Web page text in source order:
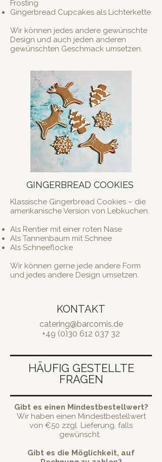
Frosting
Gingerbread Cupcakes als Lichterkette
Wir können jedes andere gewünschte
Design und auch jeden anderen
gewünschten Geschmack umsetzen.
GINGERBREAD COOKIES
Klassische Gingerbread Cookies – die
amerikanische Version von Lebkuchen.
Als Rentier mit einer roten Nase
Als Tannenbaum mit Schnee
Als Schneeflocke
Wir können gerne jede andere Form
und jedes andere Design umsetzen.
KONTAKT
catering@barcomis.de
+49 (0)30 612 037 32
HÄUFIG GESTELLTE
FRAGEN
Gibt es einen Mindestbestellwert?
Wir haben einen Mindestbestellwert
von €50 zzgl. Lieferung, falls
gewünscht.
Gibt es die Möglichkeit, auf